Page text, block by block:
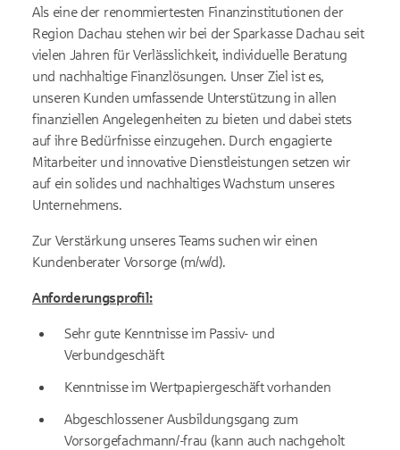
Als eine der renommiertesten Finanzinstitutionen der
Region Dachau stehen wir bei der Sparkasse Dachau seit
vielen Jahren für Verlässlichkeit, individuelle Beratung
und nachhaltige Finanzlösungen. Unser Ziel ist es,
unseren Kunden umfassende Unterstützung in allen
finanziellen Angelegenheiten zu bieten und dabei stets
auf ihre Bedürfnisse einzugehen. Durch engagierte
Mitarbeiter und innovative Dienstleistungen setzen wir
auf ein solides und nachhaltiges Wachstum unseres
Unternehmens.
Zur Verstärkung unseres Teams suchen wir einen
Kundenberater Vorsorge (m/w/d).
Anforderungsprofil:
Sehr gute Kenntnisse im Passiv- und
Verbundgeschäft
Kenntnisse im Wertpapiergeschäft vorhanden
Abgeschlossener Ausbildungsgang zum
Vorsorgefachmann/-frau (kann auch nachgeholt